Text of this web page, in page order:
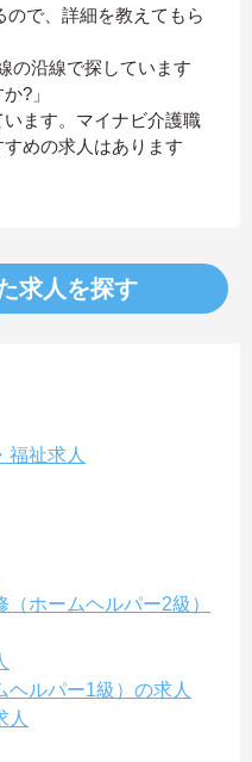
ので、詳細を教えてもら
の沿線で探しています
?」
います。マイナビ介護職
めの求人はあります
求人を探す
福祉求人
ホームヘルパー2級）
ルパー1級）の求人
人